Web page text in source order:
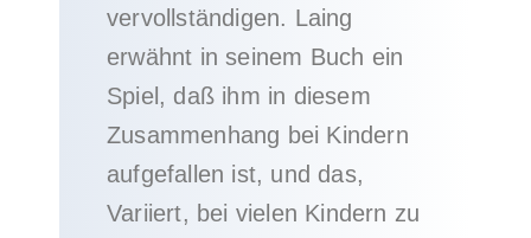
vervollständigen. Laing
erwähnt in seinem Buch ein
Spiel, daß ihm in diesem
Zusammenhang bei Kindern
aufgefallen ist, und das,
Variiert, bei vielen Kindern zu